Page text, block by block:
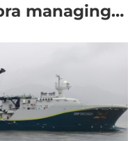
managing